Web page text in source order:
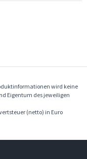
wird keine
Eigentum des jeweiligen
(netto) in Euro